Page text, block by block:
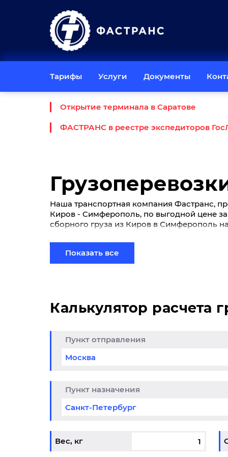
Тарифы Услуги Документы
Открытие терминала в Саратове
ФАСТРАНС в реестре экспедиторов
Наша транспортная компания Фастранс,
Киров - Симферополь, по выгодной цене за
сборного груза из Киров в Симферополь
терминале.
Показать все
Калькулятор расчета
Пункт отправления
Пункт назначения
Вес, кг
до 25% из
в